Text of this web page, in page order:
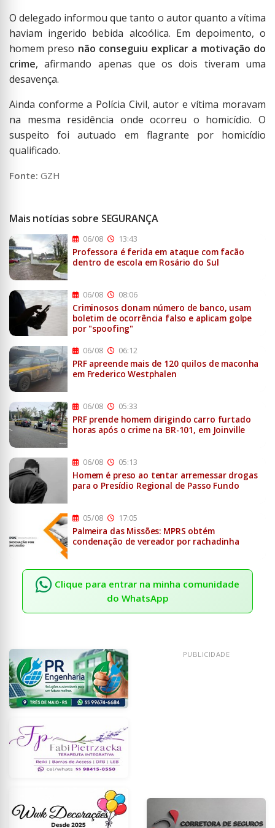
O delegado informou que tanto o autor quanto a vítima
haviam ingerido bebida alcoólica. Em depoimento, o
homem preso não conseguiu explicar a motivação do
crime, afirmando apenas que os dois tiveram uma
desavença.
Ainda conforme a Polícia Civil, autor e vítima moravam
na mesma residência onde ocorreu o homicídio. O
suspeito foi autuado em flagrante por homicídio
qualificado.
Fonte: GZH
Mais notícias sobre SEGURANÇA
06/08 13:43
Professora é ferida em ataque com facão
dentro de escola em Rosário do Sul
06/08 08:06
Criminosos clonam número de banco, usam
boletim de ocorrência falso e aplicam golpe
por "spoofing"
06/08 06:12
PRF apreende mais de 120 quilos de maconha
em Frederico Westphalen
06/08 05:33
PRF prende homem dirigindo carro furtado
horas após o crime na BR-101, em Joinville
06/08 05:13
Homem é preso ao tentar arremessar drogas
para o Presídio Regional de Passo Fundo
05/08 17:05
Palmeira das Missões: MPRS obtém
condenação de vereador por rachadinha
Clique para entrar na minha comunidade
do WhatsApp